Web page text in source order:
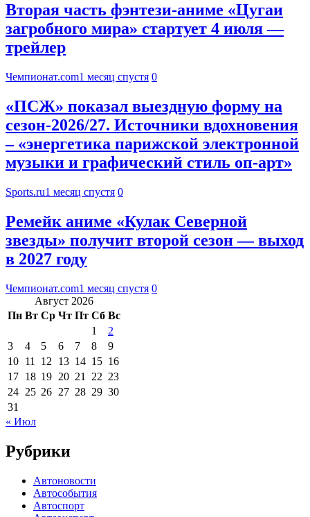
Вторая часть фэнтези-аниме «Цугаи
загробного мира» стартует 4 июля —
трейлер
Чемпионат.com1 месяц спустя 0
«ПСЖ» показал выездную форму на
сезон-2026/27. Источники вдохновения
– «энергетика парижской электронной
музыки и графический стиль оп-арт»
Sports.ru1 месяц спустя 0
Ремейк аниме «Кулак Северной
звезды» получит второй сезон — выход
в 2027 году
Чемпионат.com1 месяц спустя 0
Август 2026
Пн Вт Ср Чт Пт Сб Вс
1
2
3
4 5 6 7 8
9
10 11 12 13 14 15 16
17 18 19 20 21 22 23
24 25 26 27 28 29 30
31
« Июл
Рубрики
Автоновости
Автособытия
Автоспорт